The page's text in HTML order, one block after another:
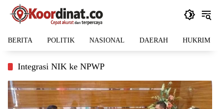
Langsung
BERITA POLITIK NASIONAL DAERAH HUKRIM
Integrasi NIK ke NPWP